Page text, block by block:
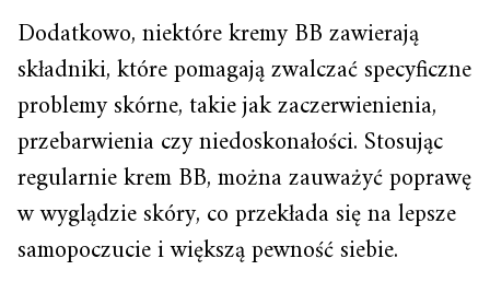
Dodatkowo, niektóre kremy BB zawierają
składniki, które pomagają zwalczać specyficzne
problemy skórne, takie jak zaczerwienienia,
przebarwienia czy niedoskonałości. Stosując
regularnie krem BB, można zauważyć poprawę
w wyglądzie skóry, co przekłada się na lepsze
samopoczucie i większą pewność siebie.